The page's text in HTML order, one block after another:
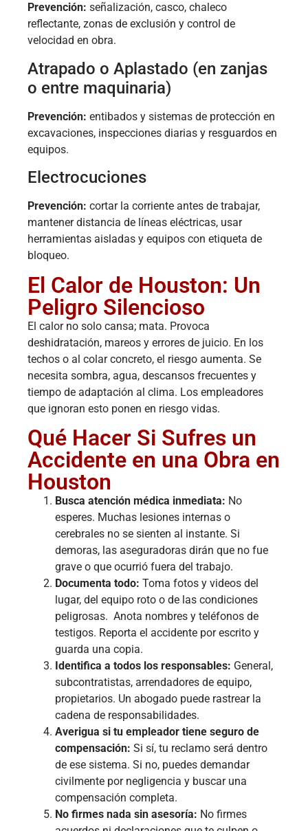
Prevención: señalización, casco, chaleco
reflectante, zonas de exclusión y control de
velocidad en obra.
Atrapado o Aplastado (en zanjas
o entre maquinaria)
Prevención: entibados y sistemas de protección en
excavaciones, inspecciones diarias y resguardos en
equipos.
Electrocuciones
Prevención: cortar la corriente antes de trabajar,
mantener distancia de líneas eléctricas, usar
herramientas aisladas y equipos con etiqueta de
bloqueo.
El Calor de Houston: Un
Peligro Silencioso
El calor no solo cansa; mata. Provoca
deshidratación, mareos y errores de juicio. En los
techos o al colar concreto, el riesgo aumenta. Se
necesita sombra, agua, descansos frecuentes y
tiempo de adaptación al clima. Los empleadores
que ignoran esto ponen en riesgo vidas.
Qué Hacer Si Sufres un
Accidente en una Obra en
Houston
Busca atención médica inmediata: No
esperes. Muchas lesiones internas o
cerebrales no se sienten al instante. Si
demoras, las aseguradoras dirán que no fue
grave o que ocurrió fuera del trabajo.
Documenta todo: Toma fotos y videos del
lugar, del equipo roto o de las condiciones
peligrosas. Anota nombres y teléfonos de
testigos. Reporta el accidente por escrito y
guarda una copia.
Identifica a todos los responsables: General,
subcontratistas, arrendadores de equipo,
propietarios. Un abogado puede rastrear la
cadena de responsabilidades.
Averigua si tu empleador tiene seguro de
compensación: Si sí, tu reclamo será dentro
de ese sistema. Si no, puedes demandar
civilmente por negligencia y buscar una
compensación completa.
No firmes nada sin asesoría: No firmes